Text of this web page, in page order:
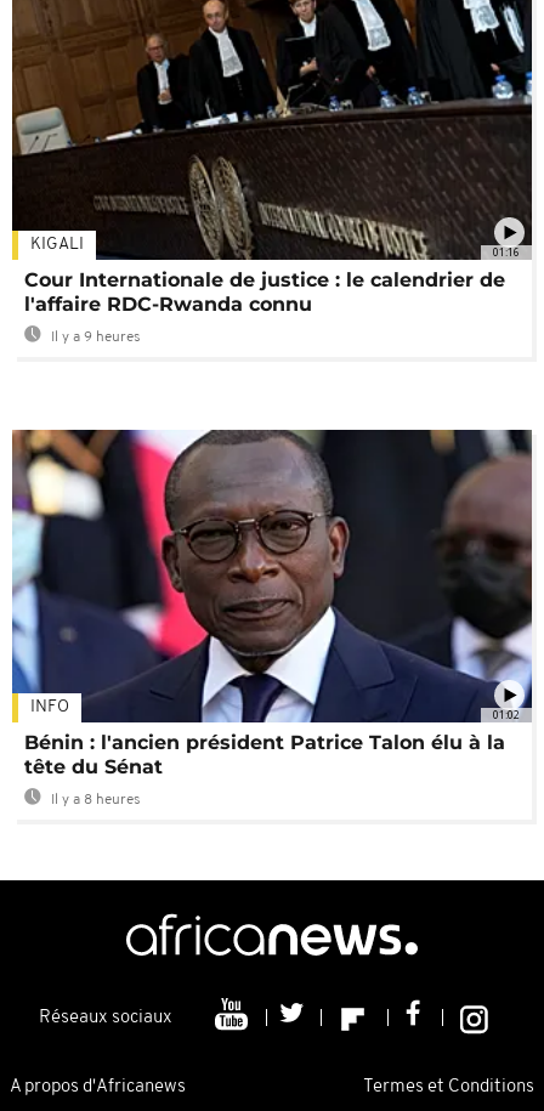
01:16
KIGALI
Cour Internationale de justice : le calendrier de
l'affaire RDC-Rwanda connu
Il y a 9 heures
01:02
INFO
Bénin : l'ancien président Patrice Talon élu à la
tête du Sénat
Il y a 8 heures
Réseaux sociaux
A propos d'Africanews Termes et Conditions